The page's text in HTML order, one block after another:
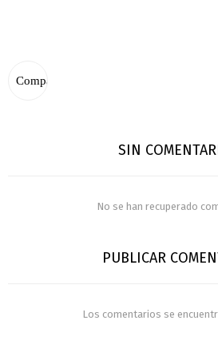
SIN
No se han recuperado
PUBLICAR
Los comentarios se